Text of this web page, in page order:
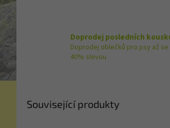
Doprodej posledních
Doprodej oblečků pro psy až se
40% slevou
Související produkty